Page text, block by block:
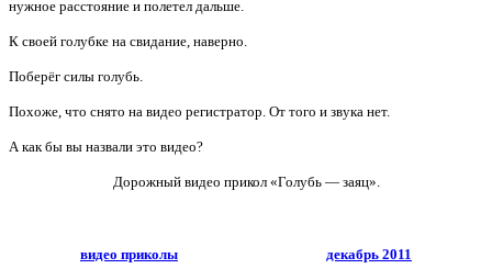
нужное расстояние и полетел дальше.
К своей голубке на свидание, наверно.
Поберёг силы голубь.
Похоже, что снято на видео регистратор. От того и звука нет.
А как бы вы назвали это видео?
Дорожный видео прикол «Голубь — заяц».
видео приколы декабрь 2011